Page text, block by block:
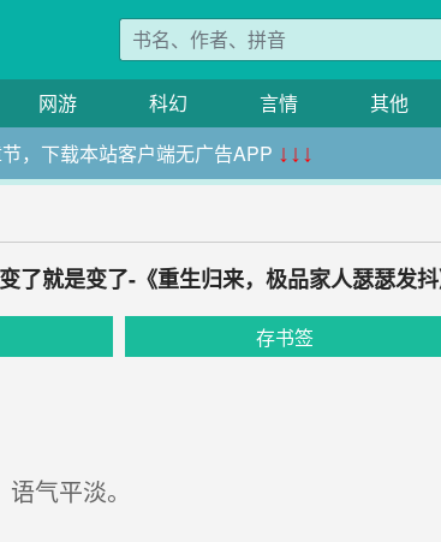
网游 科幻 言情 其他
，下载本站客户端无广告APP ↓↓↓
了就是变了-《重生归来，极品家人瑟瑟发抖
存书签
气平淡。